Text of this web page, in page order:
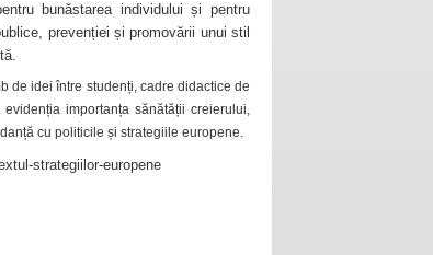
bunăstarea individului și pentru
prevenției și promovării unui stil
de idei între studenți, cadre didactice de
importanța sănătății creierului,
cu politicile și strategiile europene.
strategiilor-europene